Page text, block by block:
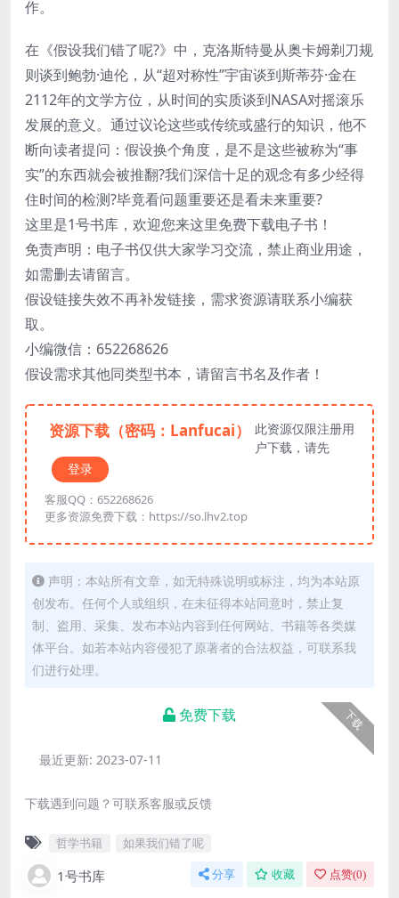
作。
在《假设我们错了呢?》中，克洛斯特曼从奥卡姆剃刀规
则谈到鲍勃·迪伦，从“超对称性”宇宙谈到斯蒂芬·金在
2112年的文学方位，从时间的实质谈到NASA对摇滚乐
发展的意义。通过议论这些或传统或盛行的知识，他不
断向读者提问：假设换个角度，是不是这些被称为“事
实”的东西就会被推翻?我们深信十足的观念有多少经得
住时间的检测?毕竟看问题重要还是看未来重要?
这里是1号书库，欢迎您来这里免费下载电子书！
免责声明：电子书仅供大家学习交流，禁止商业用途，
如需删去请留言。
假设链接失效不再补发链接，需求资源请联系小编获
取。
小编微信：652268626
假设需求其他同类型书本，请留言书名及作者！
资源下载（密码：Lanfucai）
此资源仅限注册用
户下载，请先
登录
客服QQ：652268626
更多资源免费下载：https://so.lhv2.top
声明：本站所有文章，如无特殊说明或标注，均为本站原
创发布。任何个人或组织，在未征得本站同意时，禁止复
制、盗用、采集、发布本站内容到任何网站、书籍等各类媒
体平台。如若本站内容侵犯了原著者的合法权益，可联系我
们进行处理。
下载
免费下载
最近更新: 2023-07-11
下载遇到问题？可联系客服或反馈
哲学书籍 如果我们错了呢
1号书库 分享 收藏 点赞(0)